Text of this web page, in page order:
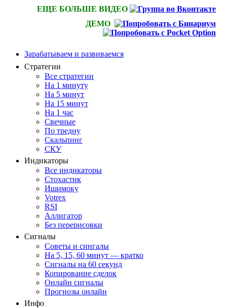
ЕЩЕ БОЛЬШЕ ВИДЕО
ДЕМО
Зарабатываем и развиваемся
Стратегии
Все стратегии
На 1 минуту
На 5 минут
На 15 минут
На 1 час
Свечные
По тредну
Скальпинг
СКУ
Индикаторы
Все индикаторы
Стохастик
Ишимоку
Votrex
RSI
Аллигатор
Без перерисовки
Сигналы
Советы и сингалы
На 5, 15, 60 минут — кратко
Сигналы на 60 секунд
Копирование сделок
Онлайн сигналы
Прогнозы онлайн
Инфо